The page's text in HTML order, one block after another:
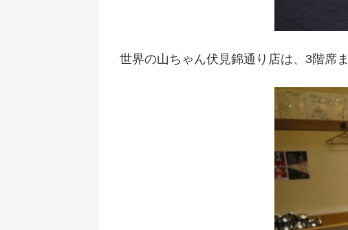
世界の山ちゃん伏見錦通り店は、3階席